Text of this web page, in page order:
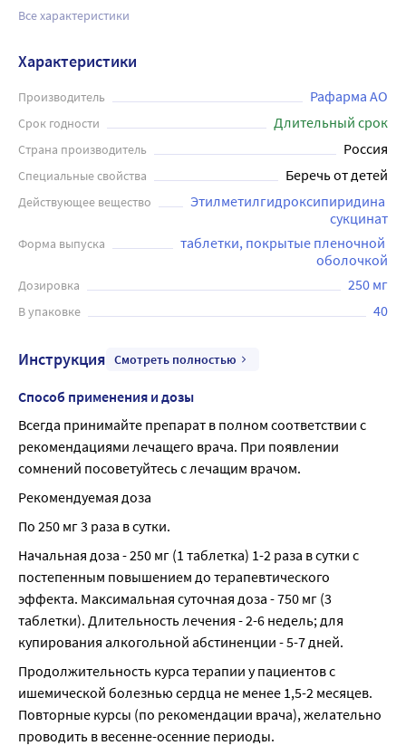
Все характеристики
Характеристики
Производитель Рафарма АО
Срок годности Длительный срок
Страна производитель Россия
Специальные свойства Беречь от детей
Действующее вещество
Этилметилгидроксипиридина
сукцинат
Форма выпуска
таблетки, покрытые пленочной
оболочкой
Дозировка 250 мг
В упаковке 40
Инструкция Смотреть полностью
Способ применения и дозы
Всегда принимайте препарат в полном соответствии с
рекомендациями лечащего врача. При появлении
сомнений посоветуйтесь с лечащим врачом.
Рекомендуемая доза
По 250 мг 3 раза в сутки.
Начальная доза - 250 мг (1 таблетка) 1-2 раза в сутки с
постепенным повышением до терапевтического
эффекта. Максимальная суточная доза - 750 мг (3
таблетки). Длительность лечения - 2-6 недель; для
купирования алкогольной абстиненции - 5-7 дней.
Продолжительность курса терапии у пациентов с
ишемической болезнью сердца не менее 1,5-2 месяцев.
Повторные курсы (по рекомендации врача), желательно
проводить в весенне-осенние периоды.